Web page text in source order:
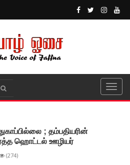
; தம்பதியரின்
ஹொட்டல் ஊழியர்
(274)